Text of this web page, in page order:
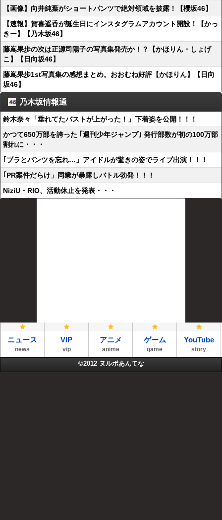
【画像】向井純葉がショートパンツで絶対領域を披露！【櫻坂46】
【速報】賀喜遥香が誕生日にインスタグラムアカウント開設！【かっ
きー】【乃木坂46】
藤嶌果歩の次は正源司陽子の写真集発売か！？【かほりん・しょげ
こ】【日向坂46】
藤嶌果歩1st写真集の感想まとめ。おおむね好評【かほりん】【日向
坂46】
乃木坂情報通
鈴木奈々「垂れてたバストが上がった！」下着姿を公開！！！
かつて650万部を誇った ｢週刊少年ジャンプ｣ 発行部数が初の100万部
割れに・・・
｢ブラとパンツを忘れ…」アイドルが驚きの姿でライブ出演！！！
｢PR案件だらけ」同業が暴露しバトル勃発！！！
NiziU・RIO、活動休止を発表・・・
ニュース
news
VIP
vip
アニメ
anime
ゲーム
game
YouTube
story
©2012 ヌルポあんてな